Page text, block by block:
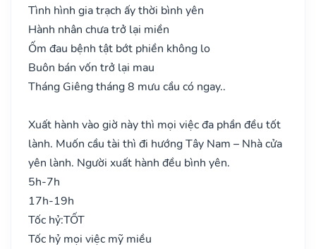
Tình hình gia trạch ấy thời bình yên
Hành nhân chưa trở lại miền
Ốm đau bệnh tật bớt phiền không lo
Buôn bán vốn trở lại mau
Tháng Giêng tháng 8 mưu cầu có ngay..
Xuất hành vào giờ này thì mọi việc đa phần đều tốt
lành. Muốn cầu tài thì đi hướng Tây Nam – Nhà cửa
yên lành. Người xuất hành đều bình yên.
5h-7h
17h-19h
Tốc hỷ:TỐT
Tốc hỷ mọi việc mỹ miều